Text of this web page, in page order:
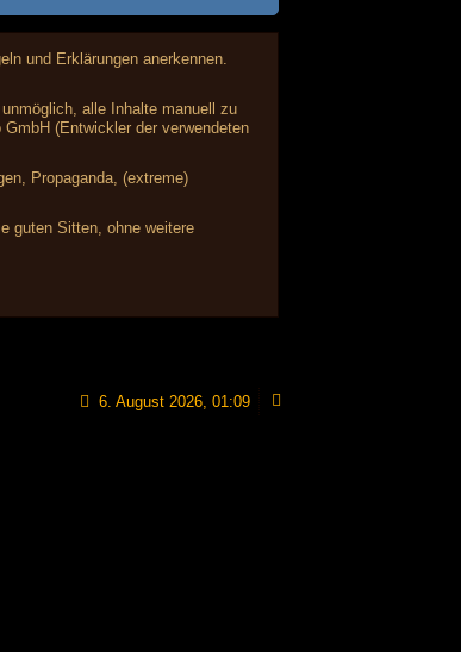
und Erklärungen anerkennen.
alle Inhalte manuell zu
(Entwickler der verwendeten
Propaganda, (extreme)
guten Sitten, ohne weitere
6. August 2026, 01:09